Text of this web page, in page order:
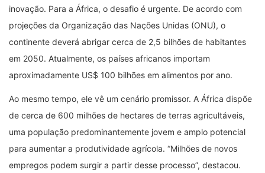
inovação. Para a África, o desafio é urgente. De acordo com
projeções da Organização das Nações Unidas (ONU), o
continente deverá abrigar cerca de 2,5 bilhões de habitantes
em 2050. Atualmente, os países africanos importam
aproximadamente US$ 100 bilhões em alimentos por ano.
Ao mesmo tempo, ele vê um cenário promissor. A África dispõe
de cerca de 600 milhões de hectares de terras agricultáveis,
uma população predominantemente jovem e amplo potencial
para aumentar a produtividade agrícola. “Milhões de novos
empregos podem surgir a partir desse processo”, destacou.